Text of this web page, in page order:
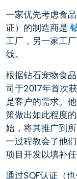
一家优先考虑食
证）的制造商是
工厂，另一家工
线。
根据钻石宠物食
司于2017年首次
是客户的需求。
策做出如此程度
始，将其推广到
一过程教会了他
项目开发以填补任
通过SQF认证（